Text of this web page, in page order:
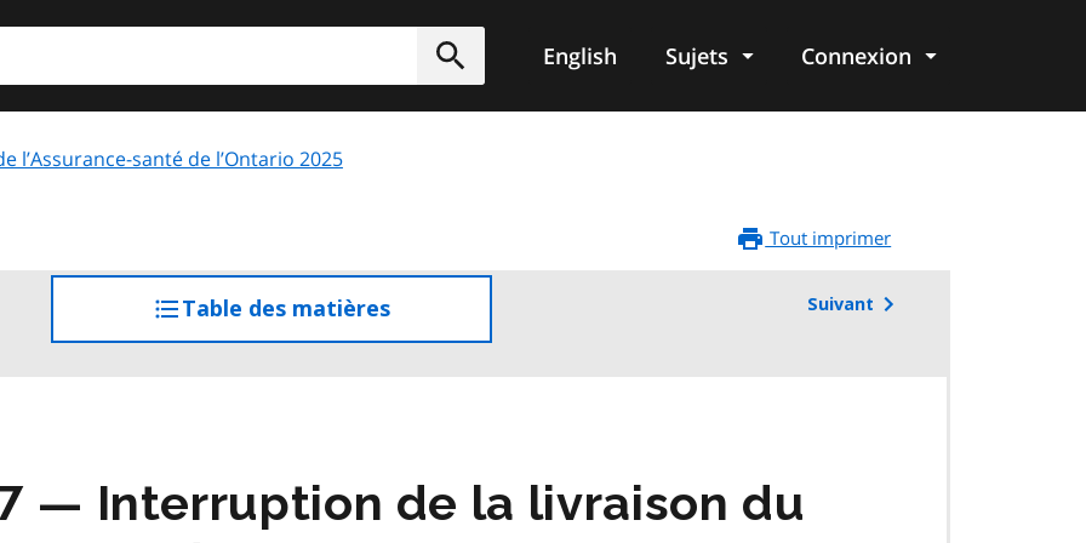
Soumettre
English Sujets Connexion
l’Assurance-santé de l’Ontario 2025
Tout imprimer
Table des matièresaccéder
à
Suivant
— Interruption de la livraison du